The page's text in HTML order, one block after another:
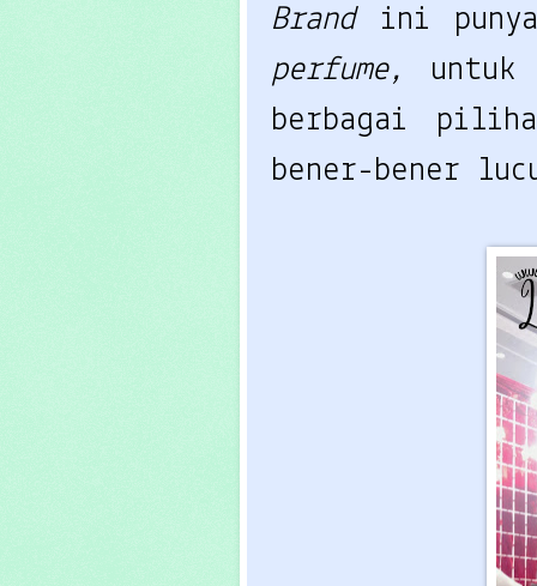
Brand ini
perfume,
berbagai
bener-bener